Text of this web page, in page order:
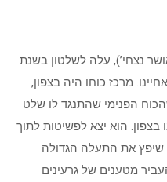
נצחי’), עלה לשלטון בשנת
מרכז כוחו היה בצפון,
הפנימי שהתנגד לו שלט
בצפון. הוא יצא לפשיטות לתוך
שיפץ את התעלה הגדולה
מטענים של גרעינים